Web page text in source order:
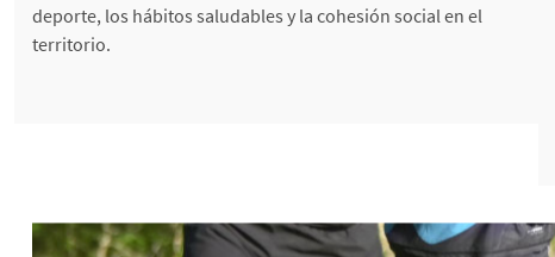
deporte, los hábitos saludables y la cohesión social en el
territorio.